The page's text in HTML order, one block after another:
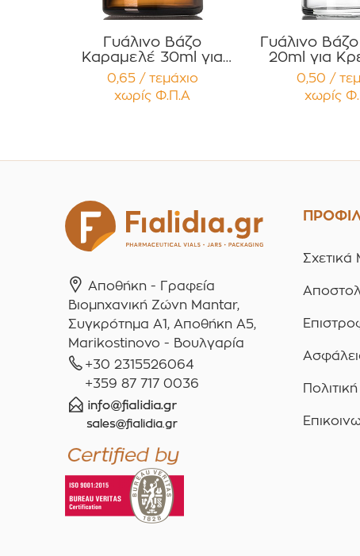
Γυάλινο Βάζο
Καραμελέ 30ml για
Κρέμες και Κηραλοιφές
με Μαύρο Γυαλιστερό
Καπάκι Παρέμβυσμα
0,65 / τεμάχιο
χωρίς Φ.Π.Α
Γυάλινο
20ml για
Κηραλοιφές
Γυαλιστερό
0,50 /
χωρίς
Αποθήκη - Γραφεία
Βιομηχανική Ζώνη Mantar,
Συγκρότημα A1, Αποθήκη Α5,
Marikostinovo - Βουλγαρία
+30 2315526064
+359 87 717 0036
Σχετικά